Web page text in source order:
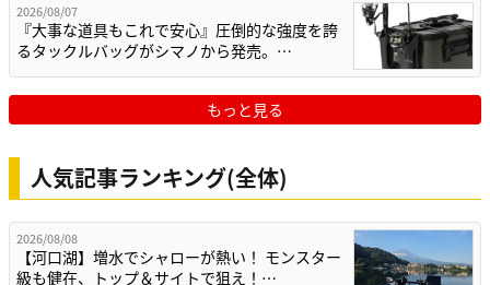
2026/08/07
『大事な道具もこれで安心』圧倒的な強度を誇
るタックルバッグがシマノから発売。…
もっと見る
人気記事ランキング(全体)
2026/08/08
【河口湖】増水でシャローが熱い！ モンスター
級も健在、トップ＆サイトで狙え！…